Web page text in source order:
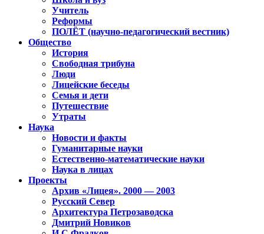
Учитель
Реформы
ПОЛЁТ (научно-педагогический вестник)
Общество
История
Свободная трибуна
Люди
Лицейские беседы
Семья и дети
Путешествие
Утраты
Наука
Новости и факты
Гуманитарные науки
Естественно-математические науки
Наука в лицах
Проекты
Архив «Лицея». 2000 — 2003
Русский Север
Архитектура Петрозаводска
Дмитрий Новиков